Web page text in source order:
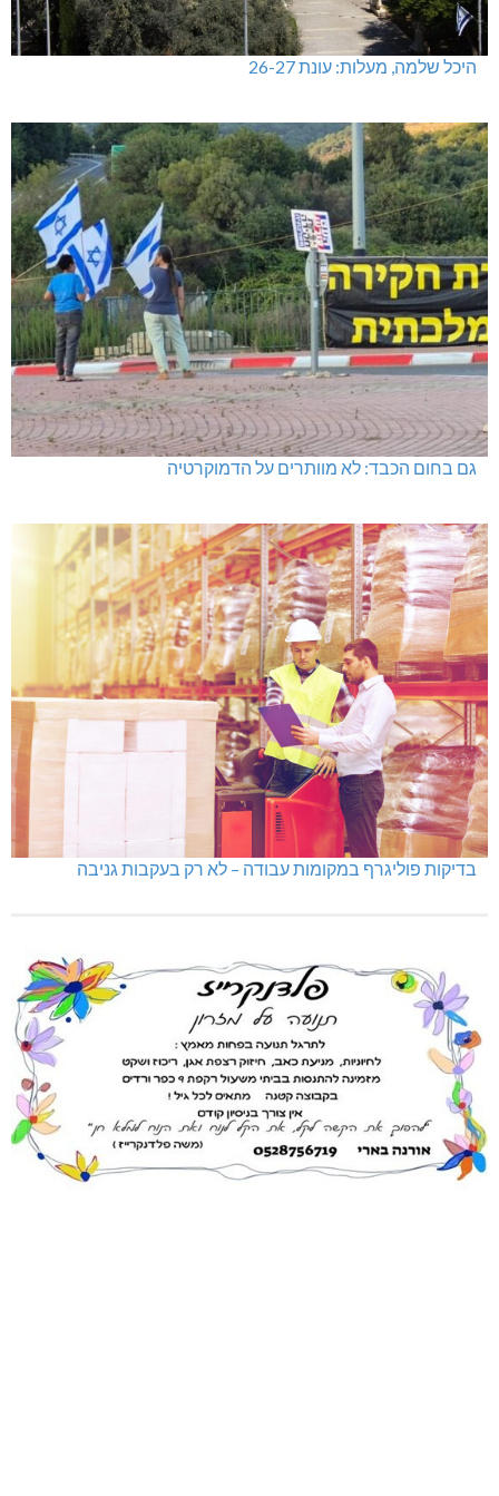
היכל שלמה, מעלות: עונת 26-27
גם בחום הכבד: לא מוותרים על הדמוקרטיה
בדיקות פוליגרף במקומות עבודה – לא רק בעקבות גניבה